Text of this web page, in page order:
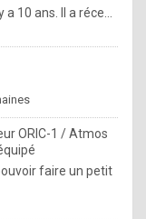
10 ans. Il a réce...
ORIC-1 / Atmos
faire un petit